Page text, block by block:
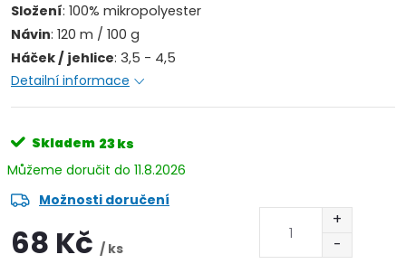
Složení: 100% mikropolyester
Návin: 120 m / 100 g
Háček / jehlice: 3,5 - 4,5
Detailní informace
Skladem 23 ks
11.8.2026
Možnosti doručení
68 Kč / ks